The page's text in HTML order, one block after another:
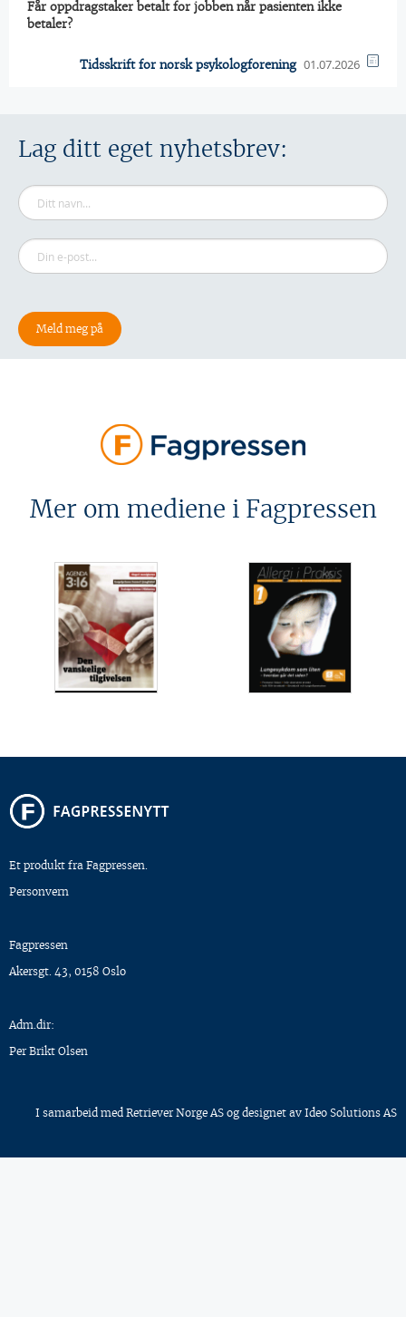
Får oppdragstaker betalt for jobben når pasienten ikke
betaler?
Tidsskrift for norsk psykologforening 01.07.2026
Lag ditt eget nyhetsbrev:
Mer om mediene i Fagpressen
Et produkt fra Fagpressen.
Personvern
Fagpressen
Akersgt. 43, 0158 Oslo
Adm.dir:
Per Brikt Olsen
I samarbeid med Retriever Norge AS og designet av Ideo Solutions AS